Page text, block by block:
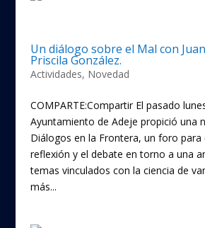
Un diálogo sobre el Mal con
Priscila González.
Actividades, Novedad
COMPARTE:Compartir El pasado
Ayuntamiento de Adeje propició una
Diálogos en la Frontera, un foro para
reflexión y el debate en torno a una
temas vinculados con la ciencia de
más...